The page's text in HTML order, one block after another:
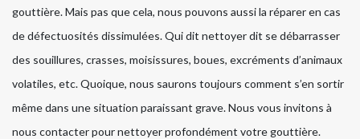
gouttière. Mais pas que cela, nous pouvons aussi la réparer en cas
de défectuosités dissimulées. Qui dit nettoyer dit se débarrasser
des souillures, crasses, moisissures, boues, excréments d’animaux
volatiles, etc. Quoique, nous saurons toujours comment s’en sortir
même dans une situation paraissant grave. Nous vous invitons à
nous contacter pour nettoyer profondément votre gouttière.